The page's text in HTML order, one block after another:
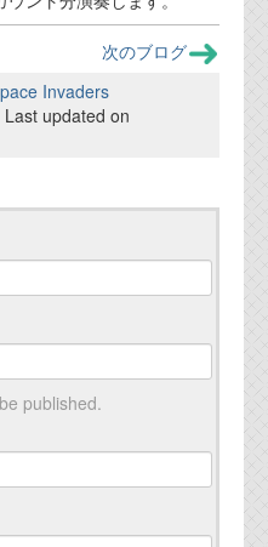
次のブログ
Invaders
Last updated on
published.